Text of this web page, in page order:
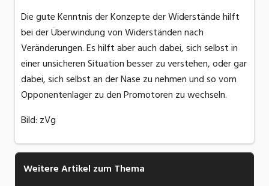
Die gute Kenntnis der Konzepte der Widerstände hilft
bei der Überwindung von Widerständen nach
Veränderungen. Es hilft aber auch dabei, sich selbst in
einer unsicheren Situation besser zu verstehen, oder gar
dabei, sich selbst an der Nase zu nehmen und so vom
Opponentenlager zu den Promotoren zu wechseln.
Bild: zVg
Weitere Artikel zum Thema